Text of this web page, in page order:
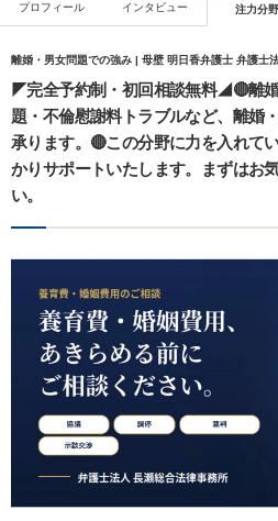
プロフィール インタビュー 注力分野
離婚・男女問題での強み | 母壁 明日香弁護士 弁護士
◤完全予約制・初回相談無料◢🔴離
題・不倫慰謝料トラブルなど、離婚
承ります。🔴この分野に力を入れて
かりサポートいたします。まずはお
い。